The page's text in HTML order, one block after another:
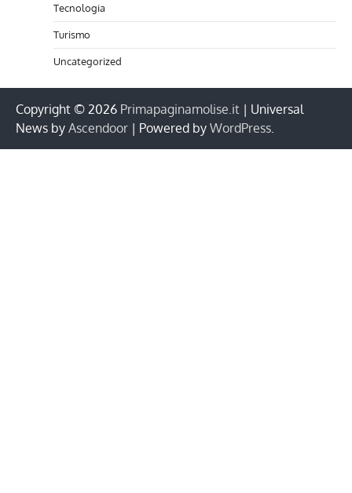
Tecnologia
Turismo
Uncategorized
Copyright © 2026 Primapaginamolise.it | Universal
News by Ascendoor | Powered by WordPress